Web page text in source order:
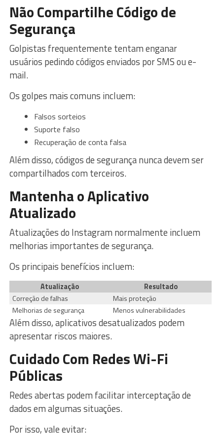
Não Compartilhe Código de
Segurança
Golpistas frequentemente tentam enganar
usuários pedindo códigos enviados por SMS ou e-
mail.
Os golpes mais comuns incluem:
Falsos sorteios
Suporte falso
Recuperação de conta falsa
Além disso, códigos de segurança nunca devem ser
compartilhados com terceiros.
Mantenha o Aplicativo
Atualizado
Atualizações do Instagram normalmente incluem
melhorias importantes de segurança.
Os principais benefícios incluem:
Atualização
Resultado
Correção de falhas
Mais proteção
Melhorias de segurança
Menos vulnerabilidades
Além disso, aplicativos desatualizados podem
apresentar riscos maiores.
Cuidado Com Redes Wi-Fi
Públicas
Redes abertas podem facilitar interceptação de
dados em algumas situações.
Por isso, vale evitar: